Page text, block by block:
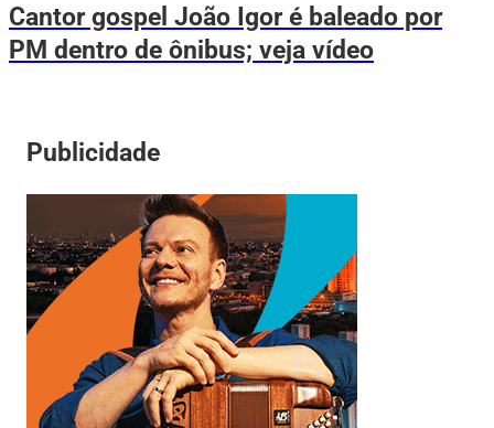
Cantor gospel João Igor é baleado por
PM dentro de ônibus; veja vídeo
Publicidade